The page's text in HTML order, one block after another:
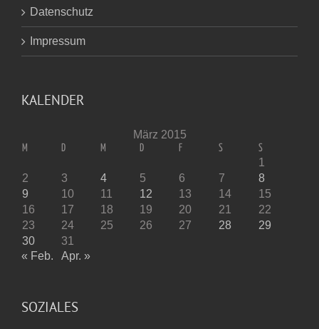
Datenschutz
Impressum
KALENDER
März 2015
M D M D F S S
1
2
3 4 5 6 7
8
9
10 11 12 13 14
15
16
17 18 19 20 21
22
23
24 25 26 27 28
29
30
31
« Feb.
Apr. »
SOZIALES